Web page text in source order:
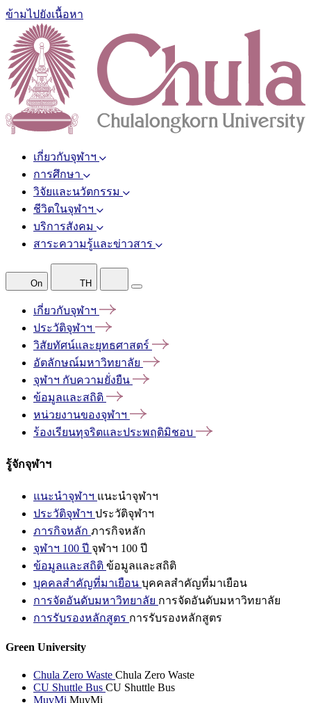
ข้ามไปยังเนื้อหา
เกี่ยวกับจุฬาฯ
การศึกษา
วิจัยและนวัตกรรม
ชีวิตในจุฬาฯ
บริการสังคม
สาระความรู้และข่าวสาร
On TH
เกี่ยวกับจุฬาฯ
ประวัติจุฬาฯ
วิสัยทัศน์และยุทธศาสตร์
อัตลักษณ์มหาวิทยาลัย
จุฬาฯ กับความยั่งยืน
ข้อมูลและสถิติ
หน่วยงานของจุฬาฯ
ร้องเรียนทุจริตและประพฤติมิชอบ
รู้จักจุฬาฯ
แนะนำจุฬาฯ แนะนำจุฬาฯ
ประวัติจุฬาฯ ประวัติจุฬาฯ
ภารกิจหลัก ภารกิจหลัก
จุฬาฯ 100 ปี จุฬาฯ 100 ปี
ข้อมูลและสถิติ ข้อมูลและสถิติ
บุคคลสำคัญที่มาเยือน บุคคลสำคัญที่มาเยือน
การจัดอันดับมหาวิทยาลัย การจัดอันดับมหาวิทยาลัย
การรับรองหลักสูตร การรับรองหลักสูตร
Green University
Chula Zero Waste Chula Zero Waste
CU Shuttle Bus CU Shuttle Bus
MuvMi MuvMi